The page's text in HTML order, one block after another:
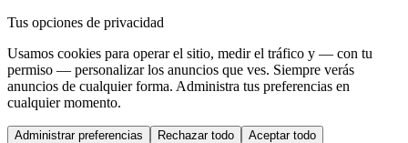
Tus opciones de privacidad
Usamos cookies para operar el sitio, medir el tráfico y — con tu
permiso — personalizar los anuncios que ves. Siempre verás
anuncios de cualquier forma. Administra tus preferencias en
cualquier momento.
Administrar preferencias Rechazar todo Aceptar todo